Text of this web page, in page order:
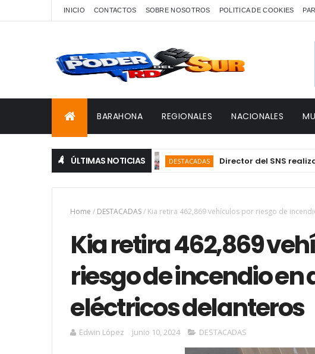
INICIO CONTACTOS SOBRE NOSOTROS POLITICA DE COOKIES
BARAHONA REGIONALES NACIONALES
ÚLTIMAS NOTICIASDESTACADAS Director del SNS realiza
Home / DESTACADAS/ Kia retira 462,869 vehículos por riesgo de
Kia retira 462,869
riesgo de incendio en
eléctricos delanteros
Edwin López junio 10, 2024 DESTACADAS